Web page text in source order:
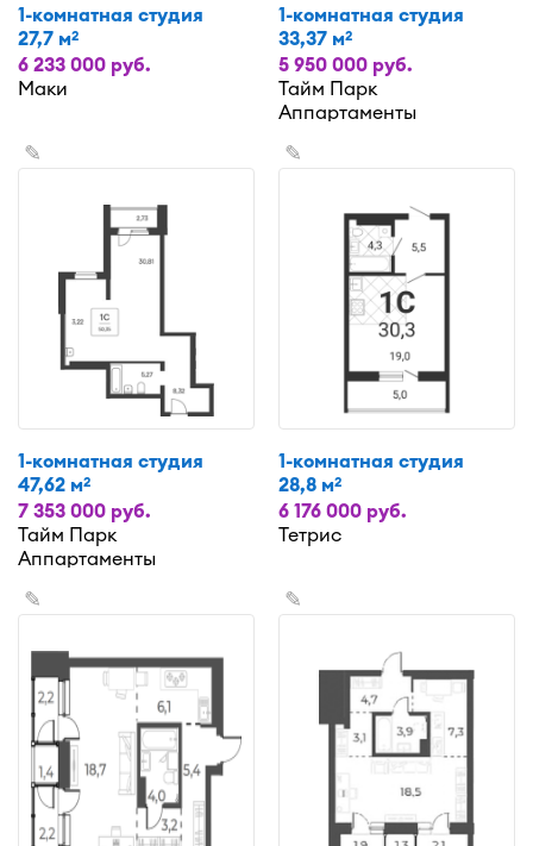
1-комнатная студия
27,7 м2
6 233 000 руб.
Маки
1-комнатная студия
33,37 м2
5 950 000 руб.
Тайм Парк
Аппартаменты
✎
1-комнатная студия
47,62 м2
7 353 000 руб.
Тайм Парк
Аппартаменты
✎
1-комнатная студия
28,8 м2
6 176 000 руб.
Тетрис
✎ ✎